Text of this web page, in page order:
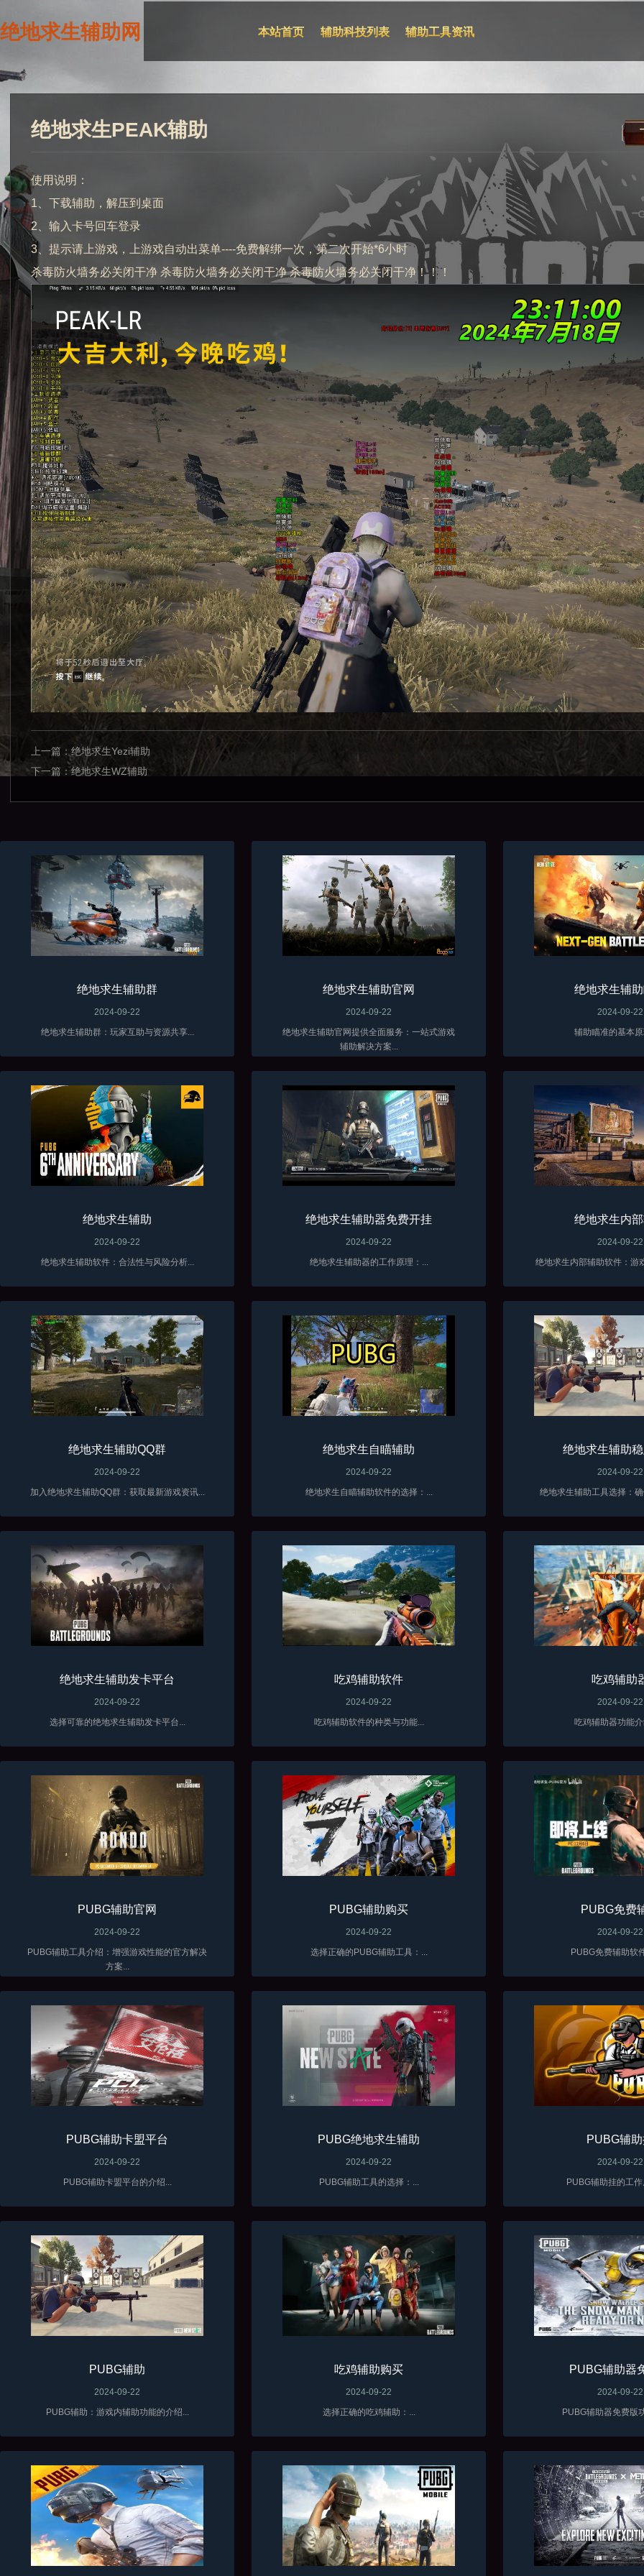
绝地求生辅助网 本站首页 辅助科技列表 辅助工具资讯
绝地求生PEAK辅助
使用说明：
1、下载辅助，解压到桌面
2、输入卡号回车登录
3、提示请上游戏，上游戏自动出菜单----免费解绑一次，第二次开始*6小时
杀毒防火墙务必关闭干净 杀毒防火墙务必关闭干净 杀毒防火墙务必关闭干净！！！
上一篇： 绝地求生Yezi辅助
下一篇：绝地求生WZ辅助
绝地求生辅助群
2024-09-22
绝地求生辅助群：玩家互助与资源共享...
绝地求生辅助官网
2024-09-22
绝地求生辅助官网提供全面服务：一站式游戏
辅助解决方案...
绝地求生辅
2024-09-22
辅助瞄准的基本
绝地求生辅助
2024-09-22
绝地求生辅助软件：合法性与风险分析...
绝地求生辅助器免费开挂
2024-09-22
绝地求生辅助器的工作原理：...
绝地求生内
2024-09-22
绝地求生内部辅助软件：游
绝地求生辅助QQ群
2024-09-22
加入绝地求生辅助QQ群：获取最新游戏资讯...
绝地求生自瞄辅助
2024-09-22
绝地求生自瞄辅助软件的选择：...
绝地求生辅助
2024-09-22
绝地求生辅助工具选择：
绝地求生辅助发卡平台
2024-09-22
选择可靠的绝地求生辅助发卡平台...
吃鸡辅助软件
2024-09-22
吃鸡辅助软件的种类与功能...
吃鸡辅助
2024-09-22
吃鸡辅助器功能
PUBG辅助官网
2024-09-22
PUBG辅助工具介绍：增强游戏性能的官方解决
方案...
PUBG辅助购买
2024-09-22
选择正确的PUBG辅助工具：...
PUBG免费
2024-09-22
PUBG免费辅助软
PUBG辅助卡盟平台
2024-09-22
PUBG辅助卡盟平台的介绍...
PUBG绝地求生辅助
2024-09-22
PUBG辅助工具的选择：...
PUBG辅
2024-09-22
PUBG辅助挂的工
PUBG辅助
2024-09-22
PUBG辅助：游戏内辅助功能的介绍...
吃鸡辅助购买
2024-09-22
选择正确的吃鸡辅助：...
PUBG辅助器
2024-09-22
PUBG辅助器免费版